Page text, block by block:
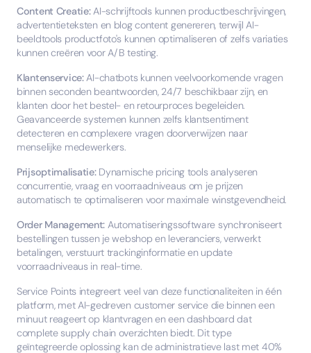
Content Creatie:AI-schrijftools kunnen productbeschrijvingen,
advertentieteksten en blog content genereren, terwijl AI-
beeldtools productfoto's kunnen optimaliseren of zelfs variaties
kunnen creëren voor A/B testing.
Klantenservice:AI-chatbots kunnen veelvoorkomende vragen
binnen seconden beantwoorden, 24/7 beschikbaar zijn, en
klanten door het bestel- en retourproces begeleiden.
Geavanceerde systemen kunnen zelfs klantsentiment
detecteren en complexere vragen doorverwijzen naar
menselijke medewerkers.
Prijsoptimalisatie:Dynamische pricing tools analyseren
concurrentie, vraag en voorraadniveaus om je prijzen
automatisch te optimaliseren voor maximale winstgevendheid.
Order Management: Automatiseringssoftware synchroniseert
bestellingen tussen je webshop en leveranciers, verwerkt
betalingen, verstuurt trackinginformatie en update
voorraadniveaus in real-time.
Service Points integreert veel van deze functionaliteiten in één
platform, met AI-gedreven customer service die binnen een
minuut reageert op klantvragen en een dashboard dat
complete supply chain overzichten biedt. Dit type
geïntegreerde oplossing kan de administratieve last met 40%